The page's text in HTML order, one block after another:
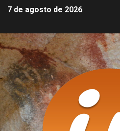
7 de agosto de 2026